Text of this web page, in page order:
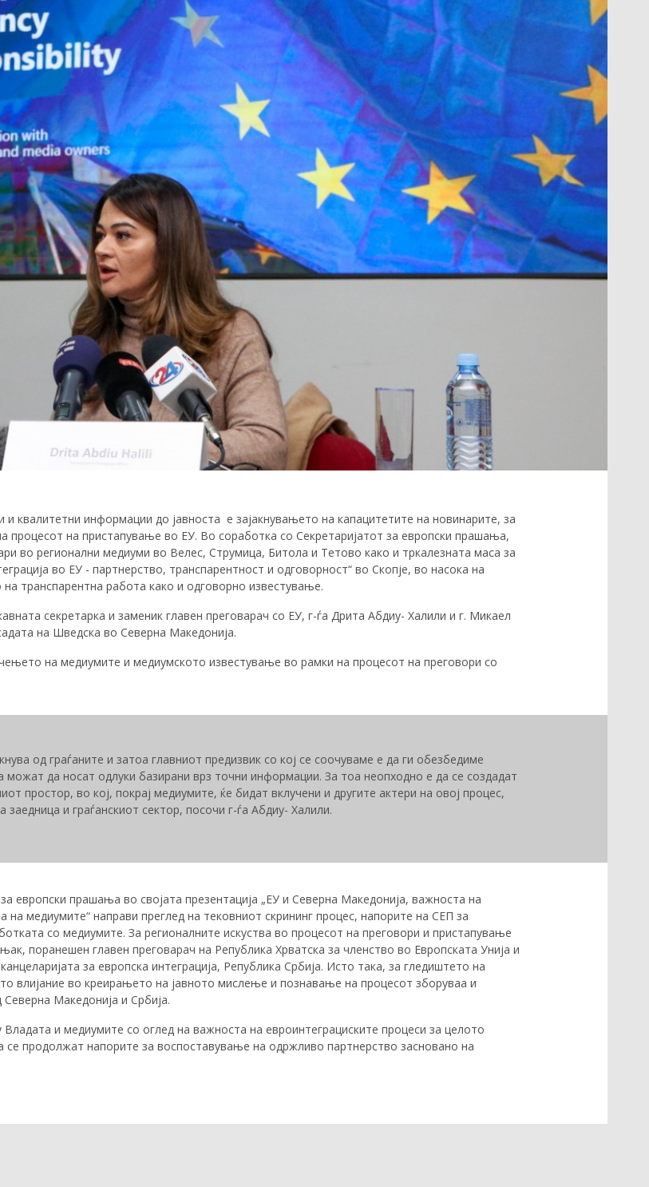
квалитетни информации до јавноста е зајакнувањето на капацитетите на новинарите, за
на пристапување во ЕУ. Во соработка со Секретаријатот за европски прашања,
во регионални медиуми во Велес, Струмица, Битола и Тетово како и тркалезната маса за
во ЕУ - партнерство, транспарентност и одговорност“ во Скопје, во насока на
транспарентна работа како и одговорно известување.
секретарка и заменик главен преговарач со ЕУ, г-ѓа Дрита Абдиу- Халили и г. Микаел
на Шведска во Северна Македонија.
на медиумите и медиумското известување во рамки на процесот на преговори со
од граѓаните и затоа главниот предизвик со кој се соочуваме е да ги обезбедиме
можат да носат одлуки базирани врз точни информации. За тоа неопходно е да се создадат
простор, во кој, покрај медиумите, ќе бидат вклучени и другите актери на овој процес,
и граѓанскиот сектор, посочи г-ѓа Абдиу- Халили.
европски прашања во својата презентација „ЕУ и Северна Македонија, важноста на
медиумите“ направи преглед на тековниот скрининг процес, напорите на СЕП за
со медиумите. За регионалните искуства во процесот на преговори и пристапување
поранешен главен преговарач на Република Хрватска за членство во Европската Унија и
за европска интеграција, Република Србија. Исто така, за гледиштето на
влијание во креирањето на јавното мислење и познавање на процесот зборуваа и
Македонија и Србија.
и медиумите со оглед на важноста на евроинтеграциските процеси за целото
продолжат напорите за воспоставување на одржливо партнерство засновано на